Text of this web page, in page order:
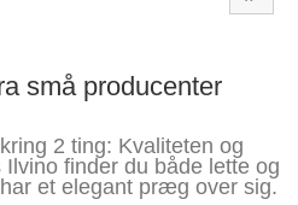
små producenter
2 ting: Kvaliteten og
finder du både lette og
et elegant præg over sig.